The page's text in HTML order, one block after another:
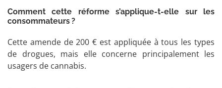
Comment cette réforme s’applique-t-elle sur les
consommateurs ?
Cette amende de 200 € est appliquée à tous les types
de drogues, mais elle concerne principalement les
usagers de cannabis.